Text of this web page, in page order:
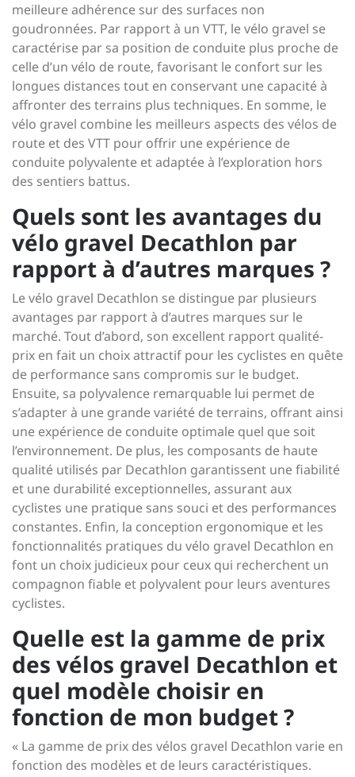
meilleure adhérence sur des surfaces non
goudronnées. Par rapport à un VTT, le vélo gravel se
caractérise par sa position de conduite plus proche de
celle d’un vélo de route, favorisant le confort sur les
longues distances tout en conservant une capacité à
affronter des terrains plus techniques. En somme, le
vélo gravel combine les meilleurs aspects des vélos de
route et des VTT pour offrir une expérience de
conduite polyvalente et adaptée à l’exploration hors
des sentiers battus.
Quels sont les avantages du
vélo gravel Decathlon par
rapport à d’autres marques ?
Le vélo gravel Decathlon se distingue par plusieurs
avantages par rapport à d’autres marques sur le
marché. Tout d’abord, son excellent rapport qualité-
prix en fait un choix attractif pour les cyclistes en quête
de performance sans compromis sur le budget.
Ensuite, sa polyvalence remarquable lui permet de
s’adapter à une grande variété de terrains, offrant ainsi
une expérience de conduite optimale quel que soit
l’environnement. De plus, les composants de haute
qualité utilisés par Decathlon garantissent une fiabilité
et une durabilité exceptionnelles, assurant aux
cyclistes une pratique sans souci et des performances
constantes. Enfin, la conception ergonomique et les
fonctionnalités pratiques du vélo gravel Decathlon en
font un choix judicieux pour ceux qui recherchent un
compagnon fiable et polyvalent pour leurs aventures
cyclistes.
Quelle est la gamme de prix
des vélos gravel Decathlon et
quel modèle choisir en
fonction de mon budget ?
« La gamme de prix des vélos gravel Decathlon varie en
fonction des modèles et de leurs caractéristiques.